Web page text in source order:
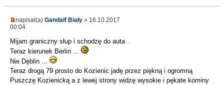
napisał(a) Gandalf Biały » 16.10.2017
00:04
Mijam graniczny słup i schodzę do auta .
Teraz kierunek Berlin ...
Nie Dęblin ...
Teraz drogą 79 prosto do Kozienic jadę przez piękną i ogromną
Puszczę Kozienicką a z lewej strony widzę wysokie i pękate kominy